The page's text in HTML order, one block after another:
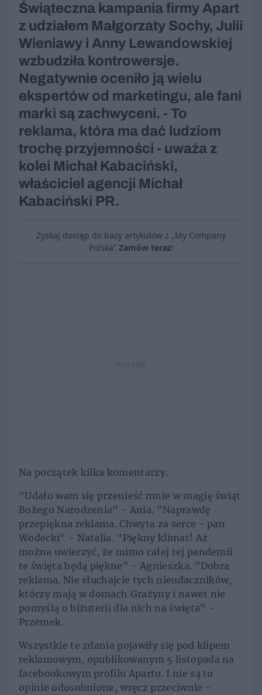
Świąteczna kampania firmy Apart
z udziałem Małgorzaty Sochy, Julii
Wieniawy i Anny Lewandowskiej
wzbudziła kontrowersje.
Negatywnie oceniło ją wielu
ekspertów od marketingu, ale fani
marki są zachwyceni. - To
reklama, która ma dać ludziom
trochę przyjemności - uważa z
kolei Michał Kabaciński,
właściciel agencji Michał
Kabaciński PR.
Zyskaj dostęp do bazy artykułów z „My Company
Polska” Zamów teraz!
REKLAMA
Na początek kilka komentarzy.
"Udało wam się przenieść mnie w magię świąt
Bożego Narodzenia" - Ania. "Naprawdę
przepiękna reklama. Chwyta za serce - pan
Wodecki" - Natalia. "Piękny klimat! Aż
można uwierzyć, że mimo całej tej pandemii
te święta będą piękne" - Agnieszka. "Dobra
reklama. Nie słuchajcie tych nieudaczników,
którzy mają w domach Grażyny i nawet nie
pomyślą o biżuterii dla nich na święta" -
Przemek.
Wszystkie te zdania pojawiły się pod klipem
reklamowym, opublikowanym 5 listopada na
facebookowym profilu Apartu. I nie są to
opinie odosobnione, wręcz przeciwnie -